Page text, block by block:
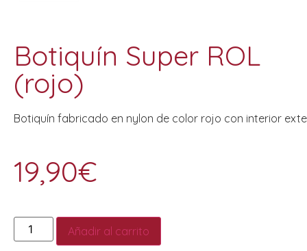
Botiquín Super ROL
(rojo)
Botiquín fabricado en nylon de color rojo con interior
19,90€
Añadir al carrito